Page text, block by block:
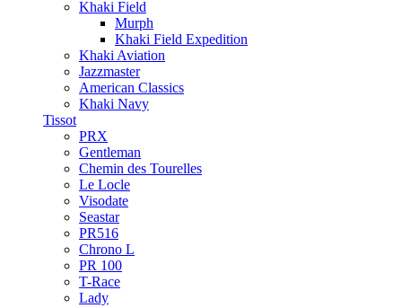
Khaki Field
Murph
Khaki Field Expedition
Khaki Aviation
Jazzmaster
American Classics
Khaki Navy
Tissot
PRX
Gentleman
Chemin des Tourelles
Le Locle
Visodate
Seastar
PR516
Chrono L
PR 100
T-Race
Lady